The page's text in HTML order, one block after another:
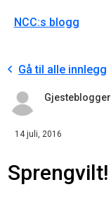
NCC:s blogg
Gå til alle innlegg
Gjesteblogger
14 juli, 2016
Sprengvilt!